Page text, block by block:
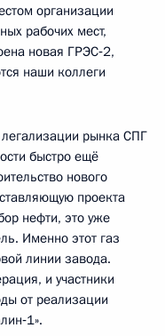
организации
рабочих мест,
новая ГРЭС‑2,
наши коллеги
рынка СПГ
быстро ещё
нового
проекта
нефти, это уже
Именно этот газ
линии завода.
и участники
от реализации